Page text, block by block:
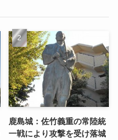
鹿島城：佐竹義重の常陸統
一戦により攻撃を受け落城